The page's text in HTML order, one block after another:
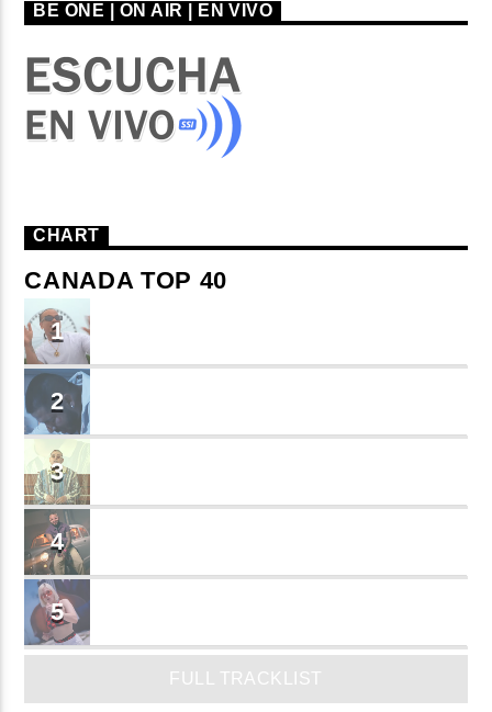
BE ONE | ON AIR | EN VIVO
CHART
CANADA TOP 40
1
2
3
4
5
FULL TRACKLIST